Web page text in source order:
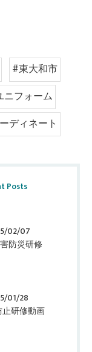
#東大和市
ニフォーム
ディネート
Posts
02/07
防災研修
01/28
研修動画